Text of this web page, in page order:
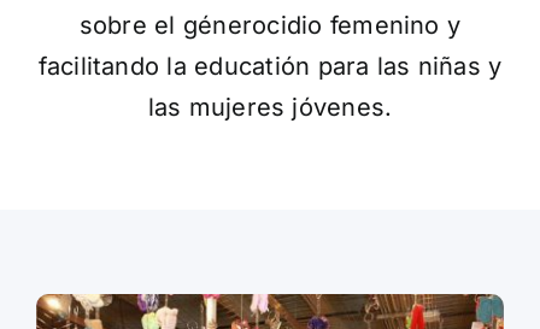
sobre el génerocidio femenino y
facilitando la educatión para las niñas y
las mujeres jóvenes.